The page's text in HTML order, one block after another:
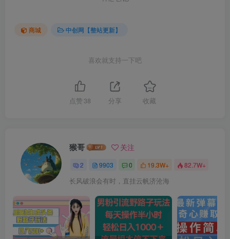
商城 中创网【整站更新】
喜欢就支持一下吧
点赞 38 分享 收藏
猴哥 关注
2 9903 0 19.3W+ 82.7W+
长风破浪会有时，直挂云帆济沧海